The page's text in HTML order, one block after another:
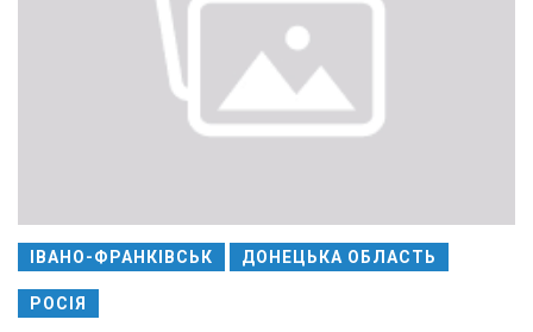
ІВАНО-ФРАНКІВСЬК ДОНЕЦЬКА ОБЛАСТЬ
РОСІЯ